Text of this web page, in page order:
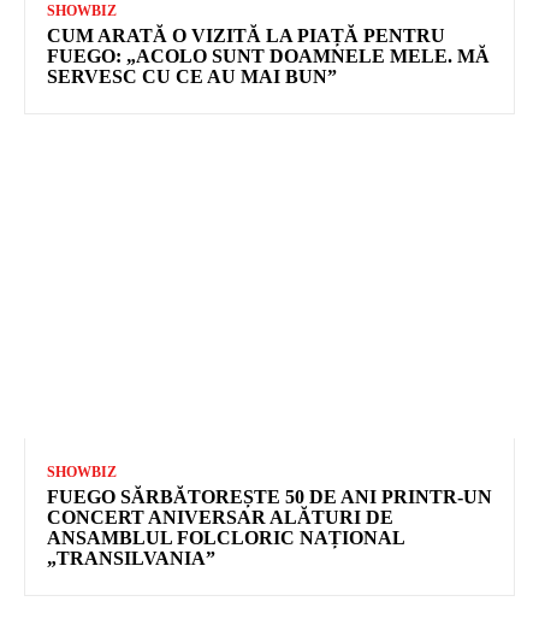
SHOWBIZ
CUM ARATĂ O VIZITĂ LA PIAȚĂ PENTRU
FUEGO: „ACOLO SUNT DOAMNELE MELE. MĂ
SERVESC CU CE AU MAI BUN”
SHOWBIZ
FUEGO SĂRBĂTOREȘTE 50 DE ANI PRINTR-UN
CONCERT ANIVERSAR ALĂTURI DE
ANSAMBLUL FOLCLORIC NAȚIONAL
„TRANSILVANIA”